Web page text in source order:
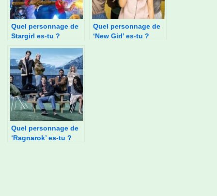
Quel personnage de
Stargirl es-tu ?
Quel personnage de
‘New Girl’ es-tu ?
Quel personnage de
‘Ragnarok’ es-tu ?